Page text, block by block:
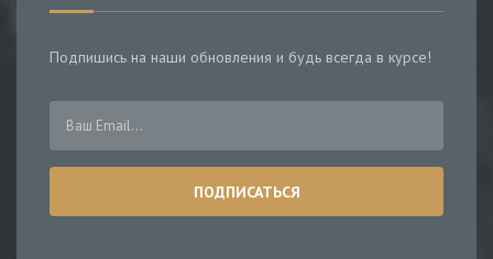
Подпишись на наши обновления и будь всегда в курсе!